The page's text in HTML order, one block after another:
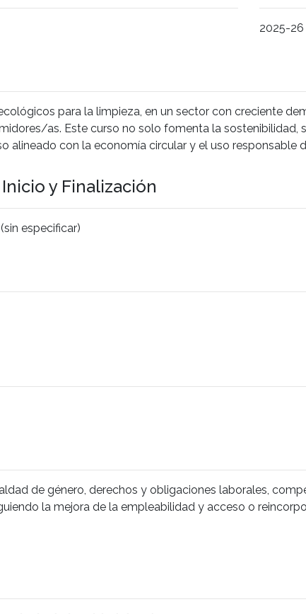
2025-26
para la limpieza, en un sector con creciente
as. Este curso no solo fomenta la sostenibilidad,
alineado con la economía circular y el uso responsable
y Finalización
especificar)
de género, derechos y obligaciones laborales,
la mejora de la empleabilidad y acceso o